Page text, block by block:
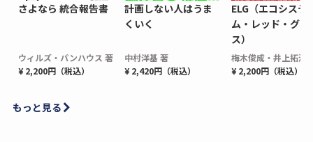
さよなら 統合報告書
ウィルズ・パンハウス 著
¥ 2,200円（税込）
計画しない人はうま
くいく
中村洋基 著
¥ 2,420円（税込）
ELG（エコシステ
ム・レッド・グロ
ス）
梅木俊成・井上拓海
¥ 2,200円（税込）
もっと見る